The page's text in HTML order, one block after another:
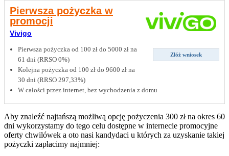
Pierwsza pożyczka w
promocji
Vivigo
Złóż wniosek
Pierwsza pożyczka od 100 zł do 5000 zł na
61 dni (RRSO 0%)
Kolejna pożyczka od 100 zł do 9600 zł na
30 dni (RRSO 297,33%)
W całości przez internet, bez wychodzenia z domu
Aby znaleźć najtańszą możliwą opcję pożyczenia 300 zł na okres 60
dni wykorzystamy do tego celu dostępne w internecie promocyjne
oferty chwilówek a oto nasi kandydaci u których za uzyskanie takiej
pożyczki zapłacimy najmniej: